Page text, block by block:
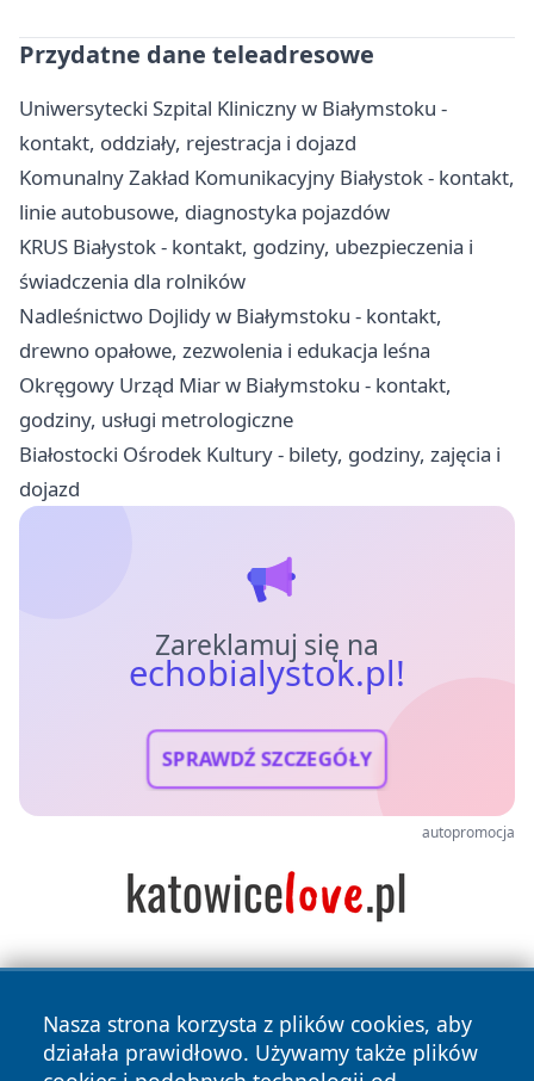
Przydatne dane teleadresowe
Uniwersytecki Szpital Kliniczny w Białymstoku -
kontakt, oddziały, rejestracja i dojazd
Komunalny Zakład Komunikacyjny Białystok - kontakt,
linie autobusowe, diagnostyka pojazdów
KRUS Białystok - kontakt, godziny, ubezpieczenia i
świadczenia dla rolników
Nadleśnictwo Dojlidy w Białymstoku - kontakt,
drewno opałowe, zezwolenia i edukacja leśna
Okręgowy Urząd Miar w Białymstoku - kontakt,
godziny, usługi metrologiczne
Białostocki Ośrodek Kultury - bilety, godziny, zajęcia i
dojazd
Zareklamuj się na
echobialystok.pl!
SPRAWDŹ SZCZEGÓŁY
autopromocja
Nasza strona korzysta z plików cookies, aby
działała prawidłowo. Używamy także plików